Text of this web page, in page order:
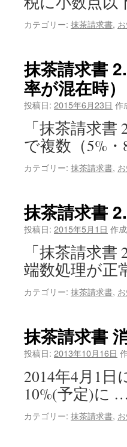
カテゴリー: 抹茶請求書,
抹茶請求書
率が混在時）
投稿日: 2015年6月23日 作
「抹茶請求
で複数（5%
カテゴリー: 抹茶請求書,
抹茶請求書
投稿日: 2015年5月1日 作
「抹茶請求
端数処理が正
カテゴリー: 抹茶請求書,
抹茶請求書
投稿日: 2013年10月16日
2014年4月1日
10%(予定)に …
カテゴリー: 抹茶請求書,